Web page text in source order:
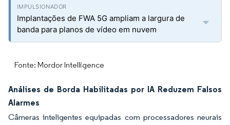
Implantações de FWA 5G ampliam a largura de
banda para planos de vídeo em nuvem
Fonte: Mordor Intelligence
Análises de Borda Habilitadas por IA Reduzem Falsos
Alarmes
Câmeras inteligentes equipadas com processadores neurais